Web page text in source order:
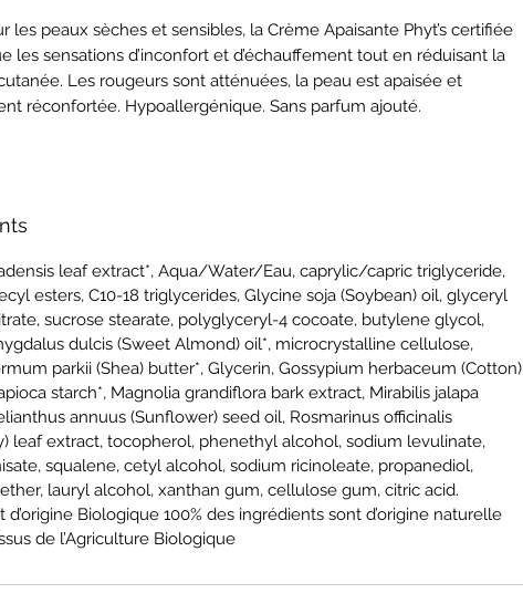
les peaux sèches et sensibles, la Crème Apaisante Phyt’s certifiée
les sensations d’inconfort et d’échauffement tout en réduisant la
Les rougeurs sont atténuées, la peau est apaisée et
réconfortée. Hypoallergénique. Sans parfum ajouté.
leaf extract*, Aqua/Water/Eau, caprylic/capric triglyceride,
esters, C10-18 triglycerides, Glycine soja (Soybean) oil, glyceryl
sucrose stearate, polyglyceryl-4 cocoate, butylene glycol,
dulcis (Sweet Almond) oil*, microcrystalline cellulose,
parkii (Shea) butter*, Glycerin, Gossypium herbaceum (Cotton)
starch*, Magnolia grandiflora bark extract, Mirabilis jalapa
annuus (Sunflower) seed oil, Rosmarinus officinalis
leaf extract, tocopherol, phenethyl alcohol, sodium levulinate,
squalene, cetyl alcohol, sodium ricinoleate, propanediol,
lauryl alcohol, xanthan gum, cellulose gum, citric acid.
d’origine Biologique 100% des ingrédients sont d’origine naturelle
de l’Agriculture Biologique